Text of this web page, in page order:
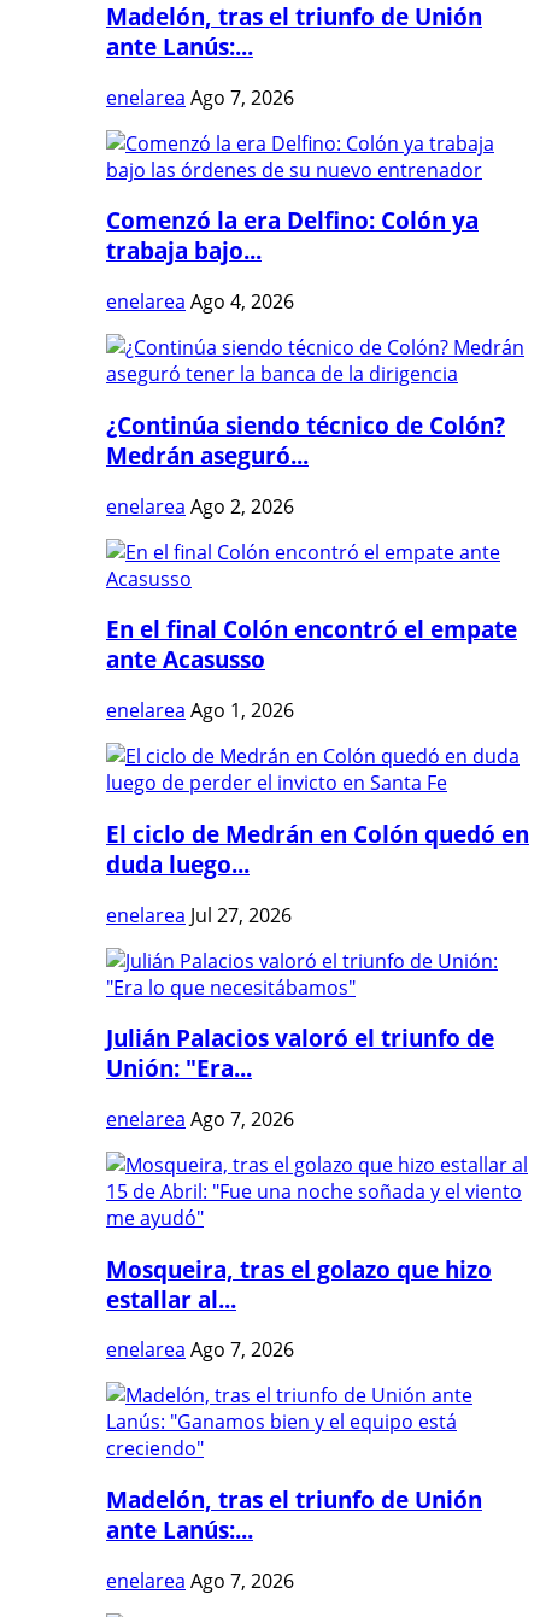
Madelón, tras el triunfo de Unión
ante Lanús:...
enelarea Ago 7, 2026
Comenzó la era Delfino: Colón ya
trabaja bajo...
enelarea Ago 4, 2026
¿Continúa siendo técnico de Colón?
Medrán aseguró...
enelarea Ago 2, 2026
En el final Colón encontró el empate
ante Acasusso
enelarea Ago 1, 2026
El ciclo de Medrán en Colón quedó en
duda luego...
enelarea Jul 27, 2026
Julián Palacios valoró el triunfo de
Unión: "Era...
enelarea Ago 7, 2026
Mosqueira, tras el golazo que hizo
estallar al...
enelarea Ago 7, 2026
Madelón, tras el triunfo de Unión
ante Lanús:...
enelarea Ago 7, 2026